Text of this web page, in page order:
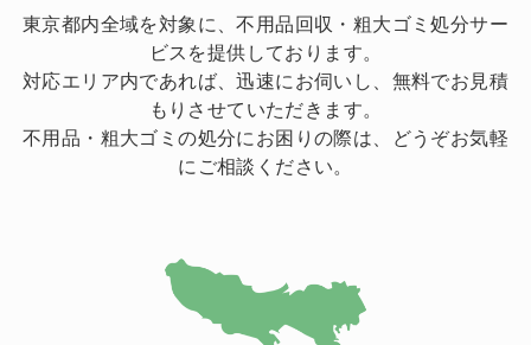
東京都内全域を対象に、不用品回収・粗大ゴミ処分サー
ビスを提供しております。
対応エリア内であれば、迅速にお伺いし、無料でお見積
もりさせていただきます。
不用品・粗大ゴミの処分にお困りの際は、どうぞお気軽
にご相談ください。